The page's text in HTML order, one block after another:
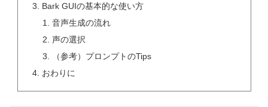
Bark GUIの基本的な使い方
音声生成の流れ
声の選択
（参考）プロンプトのTips
おわりに